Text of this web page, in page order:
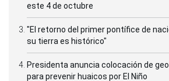
este 4 de octubre
"El retorno del primer pontífice de
su tierra es histórico"
Presidenta anuncia colocación de
para prevenir huaicos por El Niño